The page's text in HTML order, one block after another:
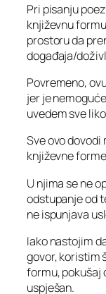
Pri pisanju
književnu
prostoru da
događaja/
Povremeno,
jer je
uvedem sve
Sve ovo dovodi
književne
U njima se ne
odstupanje od
ne ispunjava
Iako nastojim
govor, koristim
formu, pokušaj
uspješan.